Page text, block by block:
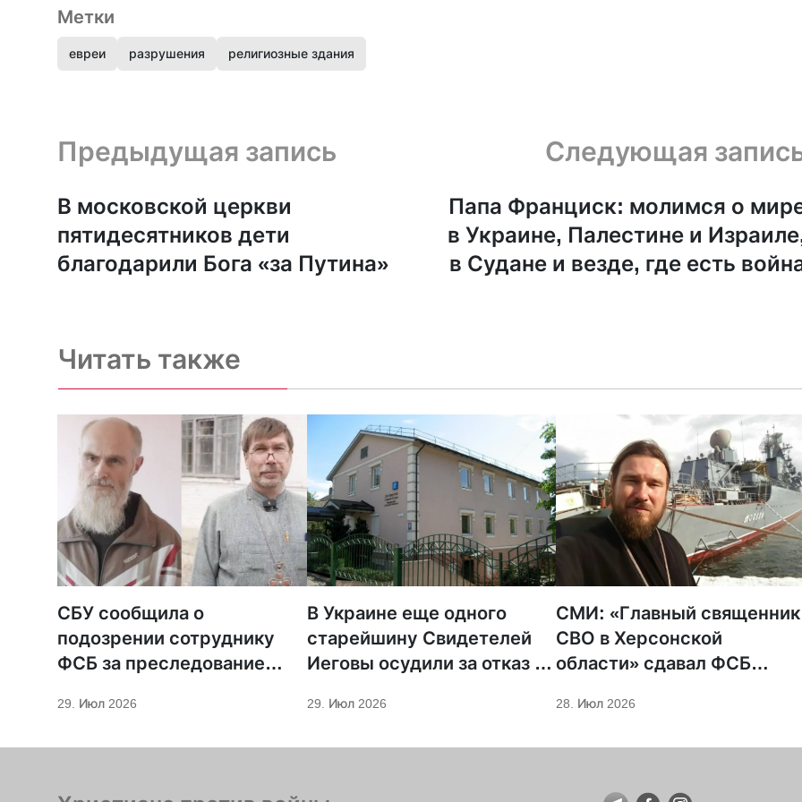
Метки
евреи разрушения религиозные здания
Предыдущая запись и следующая запись
Предыдущая запись
В московской церкви
пятидесятников дети
благодарили Бога «за Путина»
Следующая
Папа Франциск: молимся о
в Украине, Палестине и
в Судане и везде, где есть
Читать также
СБУ сообщила о
подозрении сотруднику
ФСБ за преследование
29. Июл 2026
В Украине еще одного
старейшину Свидетелей
Иеговы осудили за отказ от
29. Июл 2026
СМИ: «Главный священник
СВО в Херсонской
области» сдавал ФСБ
священников
28. Июл 2026